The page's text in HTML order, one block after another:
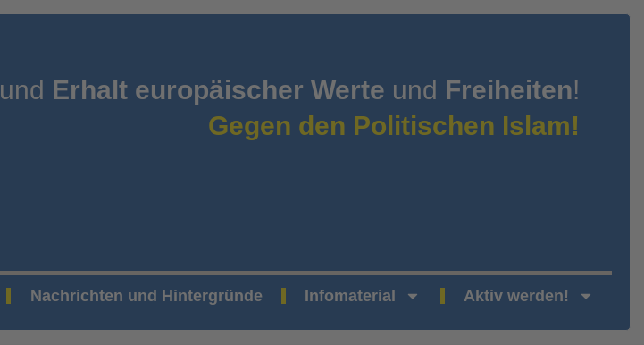
und Erhalt europäischer Werte und Freiheiten!
Gegen den Politischen Islam!
Nachrichten und Hintergründe Infomaterial Aktiv werden!